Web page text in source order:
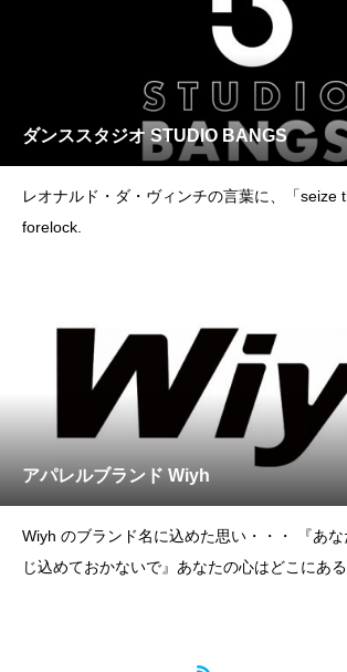
ダンススタジオ STUDIO BANGS
レオナルド・ダ・ヴィンチの言葉に、「seize
forelock.
アパレルブランド Wiyh
Wiyh のブランド名に込めた思い・・・ 『あ
じ込めておかないで』あなたの心はどこにあ